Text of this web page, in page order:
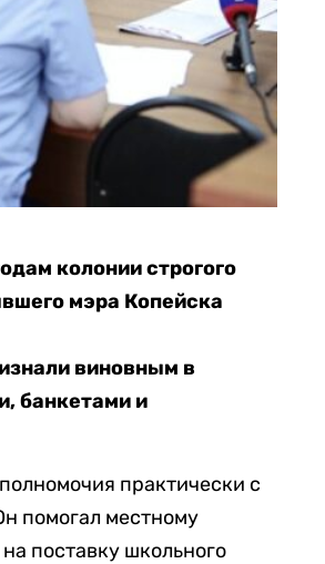
колонии строгого
мэра Копейска
виновным в
банкетами и
полномочия практически с
помогал местному
поставку школьного